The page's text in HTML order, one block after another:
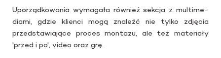
Upo­rząd­ko­wa­nia wy­ma­ga­ła rów­nież sek­cja z mul­ti­me­
dia­mi, gdzie klien­ci mogą zna­leźć nie tylko zdję­cia
przed­sta­wia­ją­ce pro­ces mon­ta­żu, ale też ma­te­ria­ły
'przed i po', video oraz grę.